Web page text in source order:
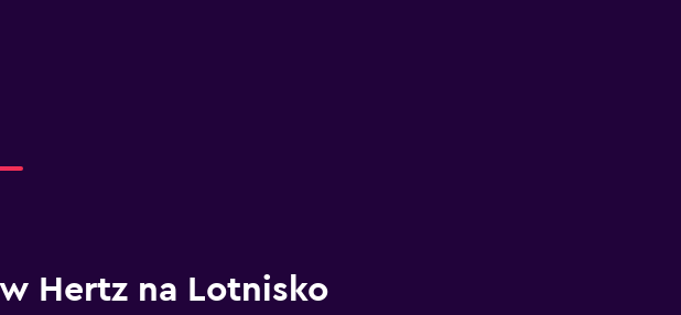
Hertz na Lotnisko